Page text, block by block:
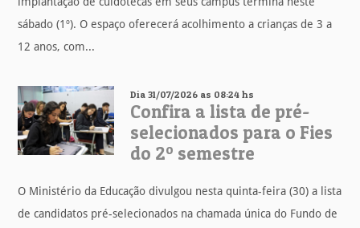
sábado (1º). O espaço oferecerá acolhimento a crianças de 3 a
12 anos, com...
Dia 31/07/2026 as 08:24 hs
Confira a lista de pré-
selecionados para o Fies
do 2º semestre
O Ministério da Educação divulgou nesta quinta-feira (30) a lista
de candidatos pré-selecionados na chamada única do Fundo de